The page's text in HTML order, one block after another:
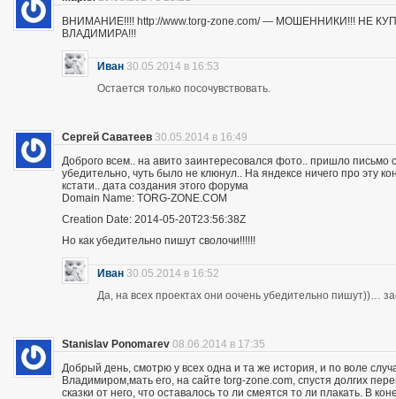
ВНИМАНИЕ!!!! http://www.torg-zone.com/ — МОШЕННИКИ!!! НЕ
ВЛАДИМИРА!!!
Иван 30.05.2014 в 16:53
Остается только посочувствовать.
Сергей Саватеев 30.05.2014 в 16:49
Доброго всем.. на авито заинтересовался фото.. пришло
убедительно, чуть было не клюнул.. На яндексе ничего про
кстати.. дата создания этого форума
Domain Name: TORG-ZONE.COM
Creation Date: 2014-05-20T23:56:38Z
Но как убедительно пишут сволочи!!!!!!
Иван 30.05.2014 в 16:52
Да, на всех проектах они оочень убедительно пишут))…
Stanislav Ponomarev 08.06.2014 в 17:35
Добрый день, смотрю у всех одна и та же история, и по воле
Владимиром,мать его, на сайте torg-zone.com, спустя долгих
сказки от него, что оставалось то ли смеятся то ли плакать. В